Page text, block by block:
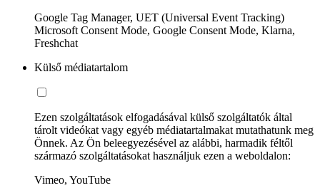
Google Tag Manager, UET (Universal Event Tracking)
Microsoft Consent Mode, Google Consent Mode, Klarna,
Freshchat
Külső médiatartalom
Ezen szolgáltatások elfogadásával külső szolgáltatók által
tárolt videókat vagy egyéb médiatartalmakat mutathatunk meg
Önnek. Az Ön beleegyezésével az alábbi, harmadik féltől
származó szolgáltatásokat használjuk ezen a weboldalon:
Vimeo, YouTube